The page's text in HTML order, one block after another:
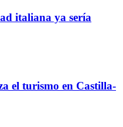
italiana ya sería
el turismo en Castilla-